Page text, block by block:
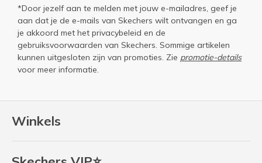
Winkels
*Door jezelf aan te melden met jouw e-mailadres, geef je
aan dat je de e-mails van Skechers wilt ontvangen en ga
je akkoord met het privacybeleid en de
gebruiksvoorwaarden van Skechers. Sommige artikelen
kunnen uitgesloten zijn van promoties. Zie promotie-details
voor meer informatie.